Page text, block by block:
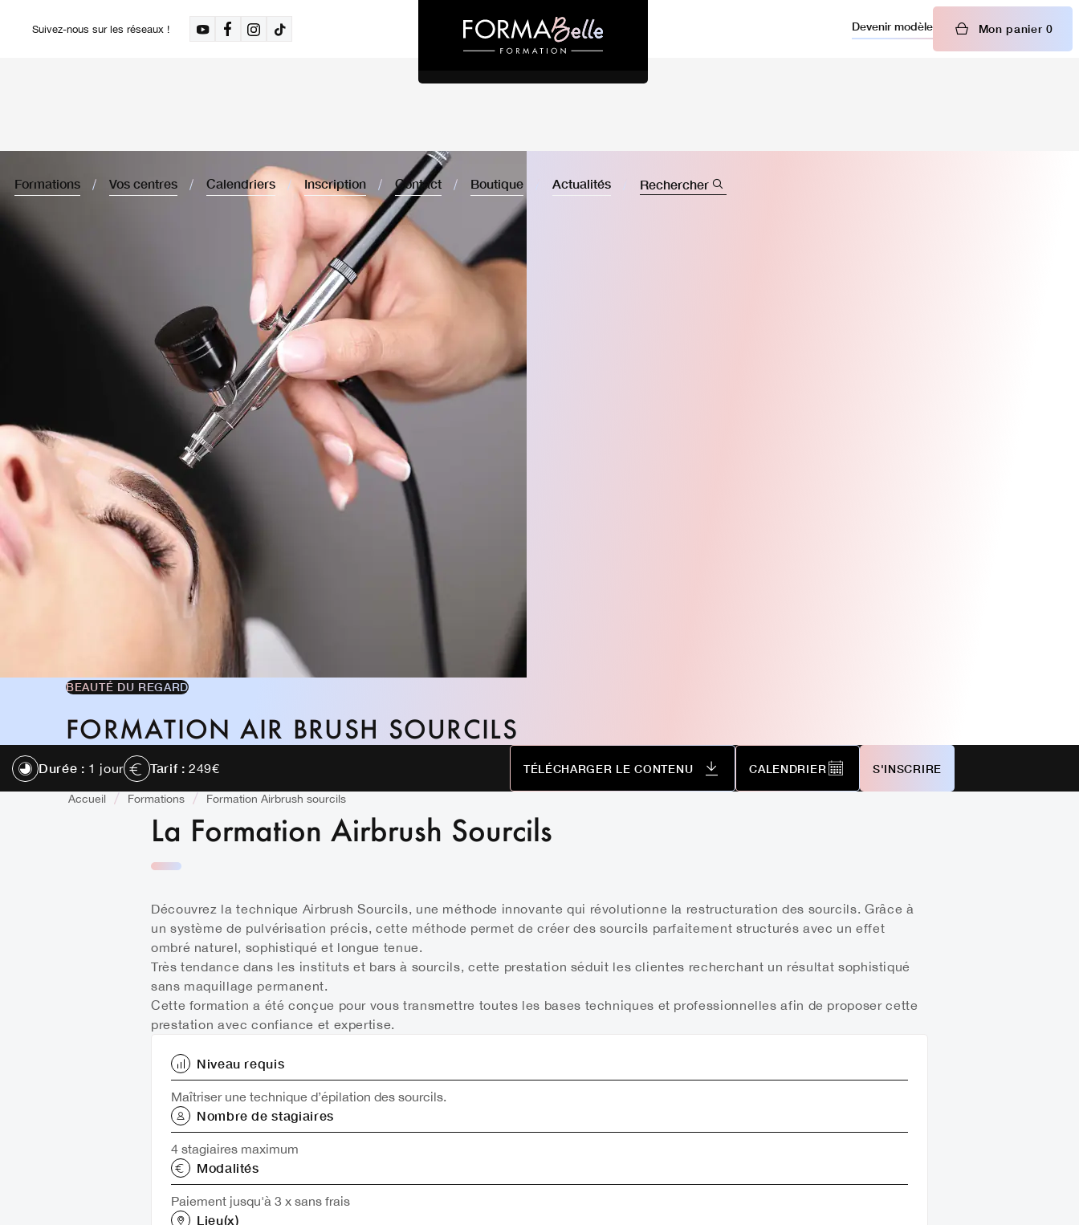
Suivez-nous sur les réseaux ! Devenir modèle Mon panier0
Formations Vos centres Calendriers Inscription Contact Boutique Actualités Rechercher
BEAUTÉ DU REGARD
FORMATION AIR BRUSH SOURCILS
Durée : 1 jour Tarif : 249€ TÉLÉCHARGER LE CONTENU CALENDRIER S'INSCRIRE
Accueil Formations Formation Airbrush sourcils
La Formation Airbrush Sourcils
Découvrez la technique Airbrush Sourcils, une méthode innovante qui révolutionne la restructuration des sourcils. Grâce à
un système de pulvérisation précis, cette méthode permet de créer des sourcils parfaitement structurés avec un effet
ombré naturel, sophistiqué et longue tenue.
Très tendance dans les instituts et bars à sourcils, cette prestation séduit les clientes recherchant un résultat sophistiqué
sans maquillage permanent.
Cette formation a été conçue pour vous transmettre toutes les bases techniques et professionnelles afin de proposer cette
prestation avec confiance et expertise.
Niveau requis
Maîtriser une technique d’épilation des sourcils.
Nombre de stagiaires
4 stagiaires maximum
Modalités
Paiement jusqu'à 3 x sans frais
Lieu(x)